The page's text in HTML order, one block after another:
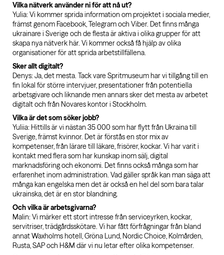
Vilka nätverk använder ni för att nå ut?
Yulia: Vi kommer sprida information om projektet i sociala medier,
främst genom Facebook, Telegram och Viber. Det finns många
ukrainare i Sverige och de flesta är aktiva i olika grupper för att
skapa nya nätverk här. Vi kommer också få hjälp av olika
organisationer för att sprida arbetstillfällena.
Sker allt digitalt?
Denys: Ja, det mesta. Tack vare Spritmuseum har vi tillgång till en
fin lokal för större intervjuer, presentationer från potentiella
arbetsgivare och liknande men annars sker det mesta av arbetet
digitalt och från Novares kontor i Stockholm.
Vilka är det som söker jobb?
Yuliia: Hittills är vi nästan 35 000 som har flytt från Ukraina till
Sverige, främst kvinnor. Det är förstås en stor mix av
kompetenser, från lärare till läkare, frisörer, kockar. Vi har varit i
kontakt med flera som har kunskap inom sälj, digital
marknadsföring och ekonomi. Det finns också många som har
erfarenhet inom administration. Vad gäller språk kan man säga att
många kan engelska men det är också en hel del som bara talar
ukrainska, det är en stor blandning.
Och vilka är arbetsgivarna?
Malin: Vi märker ett stort intresse från serviceyrken, kockar,
servitriser, trädgårdsskötare. Vi har fått förfrågningar från bland
annat Waxholms hotell, Gröna Lund, Nordic Choice, Kolmården,
Rusta, SAP och H&M där vi nu letar efter olika kompetenser.